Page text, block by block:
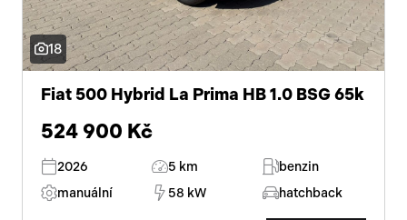
18
Fiat 500 Hybrid La Prima HB 1.0 BSG 65k
524 900 Kč
2026 5 km
benzin
manuální
58 kW hatchback